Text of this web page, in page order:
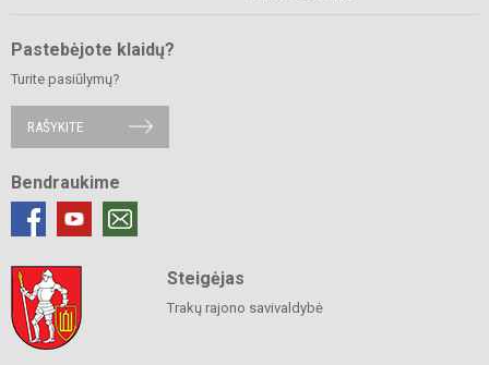
Pastebėjote klaidų?
Turite pasiūlymų?
RAŠYKITE
Bendraukime
Steigėjas
Trakų rajono savivaldybė